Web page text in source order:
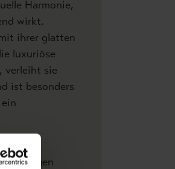
Harmonie,
wirkt.
ihrer glatten
luxuriöse
verleiht sie
ist besonders